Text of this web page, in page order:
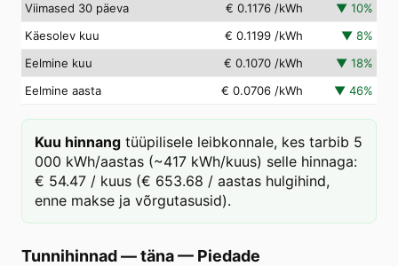
Viimased 30 päeva
€ 0.1176 /kWh ▼ 10%
Käesolev kuu
€ 0.1199 /kWh ▼ 8%
Eelmine kuu
€ 0.1070 /kWh ▼ 18%
Eelmine aasta
€ 0.0706 /kWh ▼ 46%
Kuu hinnang tüüpilisele leibkonnale, kes tarbib 5
000 kWh/aastas (~417 kWh/kuus) selle hinnaga:
€ 54.47 / kuus (€ 653.68 / aastas hulgihind,
enne makse ja võrgutasusid).
Tunnihinnad — täna— Piedade